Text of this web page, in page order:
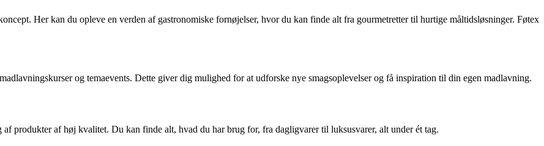
Her kan du opleve en verden af gastronomiske fornøjelser, hvor du kan finde alt fra gourmetretter til hurtige måltidsløsninger. Føtex
og temaevents. Dette giver dig mulighed for at udforske nye smagsoplevelser og få inspiration til din egen madlavning.
produkter af høj kvalitet. Du kan finde alt, hvad du har brug for, fra dagligvarer til luksusvarer, alt under ét tag.